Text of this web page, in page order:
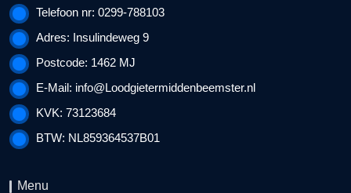
Telefoon nr: 0299-788103
Adres: Insulindeweg 9
Postcode: 1462 MJ
E-Mail: info@Loodgietermiddenbeemster.nl
KVK: 73123684
BTW: NL859364537B01
Menu